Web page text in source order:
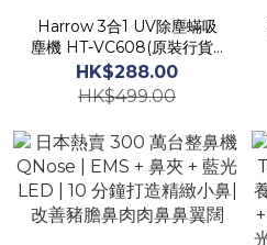
Harrow 3合1 UV除塵蟎吸
塵機 HT-VC608(原裝行貨)|
8000Pa 大吸力・高頻拍
打・熱風除濕（抗氣管/皮膚
敏感、床墊梳化深層清潔推
薦）
HK$288.00
HK$499.00